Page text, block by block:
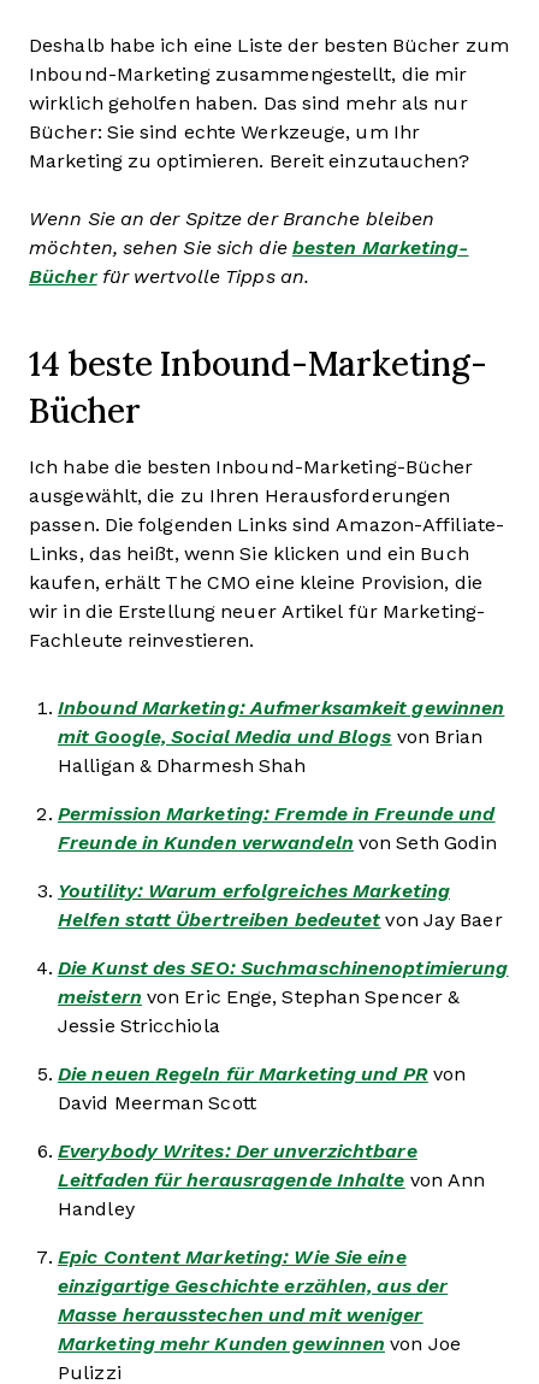
Deshalb habe ich eine Liste der besten Bücher zum
Inbound-Marketing zusammengestellt, die mir
wirklich geholfen haben. Das sind mehr als nur
Bücher: Sie sind echte Werkzeuge, um Ihr
Marketing zu optimieren. Bereit einzutauchen?
Wenn Sie an der Spitze der Branche bleiben
möchten, sehen Sie sich die besten Marketing-
Bücherfür wertvolle Tipps an.
14 beste Inbound-Marketing-
Bücher
Ich habe die besten Inbound-Marketing-Bücher
ausgewählt, die zu Ihren Herausforderungen
passen. Die folgenden Links sind Amazon-Affiliate-
Links, das heißt, wenn Sie klicken und ein Buch
kaufen, erhält The CMO eine kleine Provision, die
wir in die Erstellung neuer Artikel für Marketing-
Fachleute reinvestieren.
Inbound Marketing: Aufmerksamkeit gewinnen
mit Google, Social Media und Blogs von Brian
Halligan & Dharmesh Shah
Permission Marketing: Fremde in Freunde und
Freunde in Kunden verwandeln von Seth Godin
Youtility: Warum erfolgreiches Marketing
Helfen statt Übertreiben bedeutet von Jay Baer
Die Kunst des SEO: Suchmaschinenoptimierung
meistern von Eric Enge, Stephan Spencer &
Jessie Stricchiola
Die neuen Regeln für Marketing und PR von
David Meerman Scott
Everybody Writes: Der unverzichtbare
Leitfaden für herausragende Inhalte von Ann
Handley
Epic Content Marketing: Wie Sie eine
einzigartige Geschichte erzählen, aus der
Masse herausstechen und mit weniger
Marketing mehr Kunden gewinnen von Joe
Pulizzi